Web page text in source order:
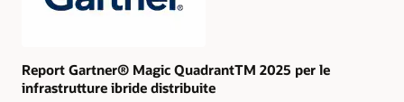
Report Gartner® Magic QuadrantTM 2025 per le
infrastrutture ibride distribuite